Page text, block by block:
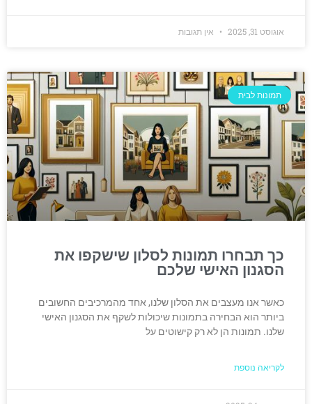
אוגוסט 31, 2025 אין תגובות
תמונות לבית
כך תבחרו תמונות לסלון שישקפו את
הסגנון האישי שלכם
כאשר אנו מעצבים את הסלון שלנו, אחד מהמרכיבים החשובים
ביותר הוא הבחירה בתמונות שיכולות לשקף את הסגנון האישי
שלנו. תמונות הן לא רק קישוטים על
לקריאה נוספת